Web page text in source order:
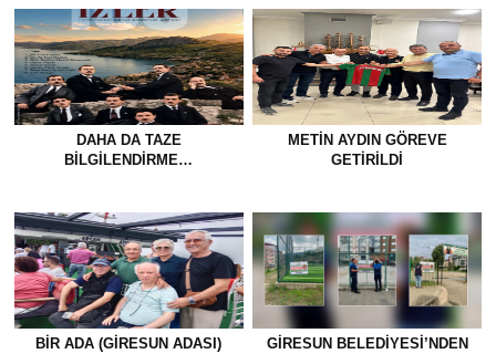
DAHA DA TAZE
BİLGİLENDİRME…
METİN AYDIN GÖREVE
GETİRİLDİ
BİR ADA (GİRESUN ADASI)
GİRESUN BELEDİYESİ’NDEN